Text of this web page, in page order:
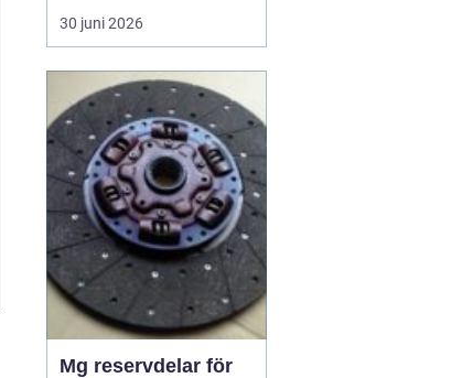
bostaden eller kontoret
varma och bländande.
därför på solfilm
Linköpingsom ett enkelt
sätt att få svalka, ...
30 juni 2026
Mg reservdelar för